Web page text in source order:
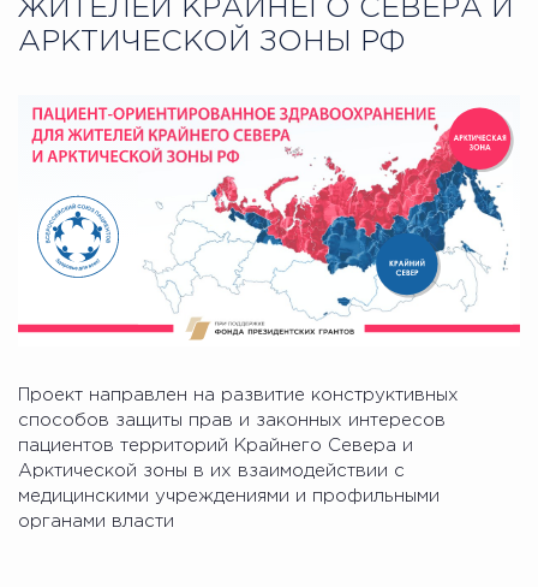
ЖИТЕЛЕЙ КРАЙНЕГО СЕВЕРА И
АРКТИЧЕСКОЙ ЗОНЫ РФ
Проект направлен на развитие конструктивных
способов защиты прав и законных интересов
пациентов территорий Крайнего Севера и
Арктической зоны в их взаимодействии с
медицинскими учреждениями и профильными
органами власти